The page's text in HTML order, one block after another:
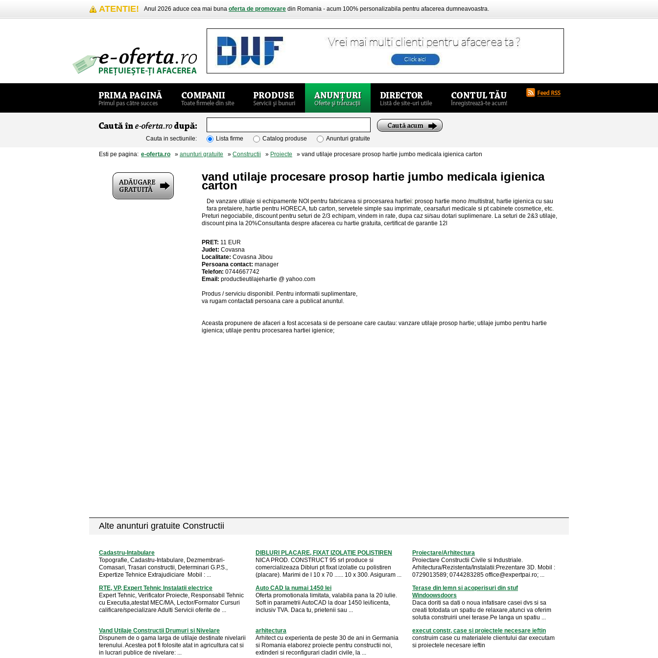
ATENTIE! Anul 2026 aduce cea mai buna oferta de promovare din Romania - acum 100% personalizabila pentru afacerea dumneavoastra.
Cauta in sectiunile: Lista firme Catalog produse Anunturi gratuite
Esti pe pagina: e-oferta.ro » anunturi gratuite » Constructii » Proiecte » vand utilaje procesare prosop hartie jumbo medicala igienica carton
vand utilaje procesare prosop hartie jumbo medicala igienica
carton
De vanzare utilaje si echipamente NOI pentru fabricarea si procesarea hartiei: prosop hartie mono /multistrat, hartie igienica cu sau
fara pretaiere, hartie pentru HORECA, tub carton, servetele simple sau imprimate, cearsafuri medicale si pt cabinete cosmetice, etc.
Preturi negociabile, discount pentru seturi de 2/3 echipam, vindem in rate, dupa caz si/sau dotari suplimenare. La seturi de 2&3 utilaje,
discount pina la 20%Consultanta despre afacerea cu hartie gratuita, certificat de garantie 12l
PRET: 11 EUR
Judet: Covasna
Localitate: Covasna Jibou
Persoana contact: manager
Telefon: 0744667742
Email: productieutilajehartie @ yahoo.com
Produs / serviciu disponibil . Pentru informatii suplimentare,
va rugam contactati persoana care a publicat anuntul.
Aceasta propunere de afaceri a fost accesata si de persoane care cautau: vanzare utilaje prosop hartie; utilaje jumbo pentru hartie
igienica; utilaje pentru procesarea hartiei igienice;
Alte anunturi gratuite Constructii
Cadastru-Intabulare
Topografie, Cadastru-Intabulare, Dezmembrari-
Comasari, Trasari constructii, Determinari G.P.S.,
Expertize Tehnice Extrajudiciare Mobil : ...
DIBLURI PLACARE, FIXAT IZOLATIE POLISTIREN
NICA PROD. CONSTRUCT 95 srl produce si
comercializeaza Dibluri pt fixat izolatie cu polistiren
(placare). Marimi de l 10 x 70 ...... 10 x 300. Asiguram ...
Proiectare/Arhitectura
Proiectare Constructii Civile si Industriale.
Arhitectura/Rezistenta/Instalatii:Prezentare 3D. Mobil :
0729013589; 0744283285 office@expertpai.ro; ...
RTE, VP, Expert Tehnic Instalatii electrice
Expert Tehnic, Verificator Proiecte, Responsabil Tehnic
cu Executia,atestat MEC/MA, Lector/Formator Cursuri
calificare/specializare Adulti Servicii oferite de ...
Auto CAD la numai 1450 lei
Oferta promotionala limitata, valabila pana la 20 iulie.
Soft in parametrii AutoCAD la doar 1450 lei/licenta,
inclusiv TVA. Daca tu, prietenii sau ...
Terase din lemn si acoperisuri din stuf
Windoowsdoors
Daca doriti sa dati o noua infatisare casei dvs si sa
creati totodata un spatiu de relaxare,atunci va oferim
solutia construirii unei terase.Pe langa un spatiu ...
Vand Utilaje Constructii Drumuri si Nivelare
Dispunem de o gama larga de utilaje destinate nivelarii
terenului. Acestea pot fi folosite atat in agricultura cat si
in lucrari publice de nivelare: ...
arhitectura
Arhitect cu experienta de peste 30 de ani in Germania
si Romania elaborez proiecte pentru constructii noi,
extinderi si reconfigurari cladiri civile, la ...
execut constr, case si proiectele necesare ieftin
construim case cu materialele clientului dar executam
si proiectele necesare ieftin